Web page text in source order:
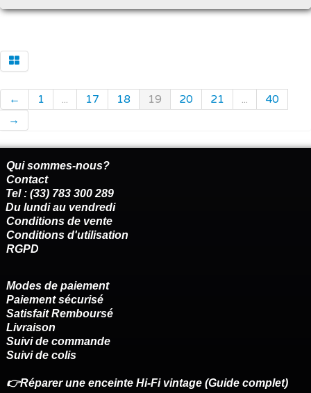
← 1 ... 17 18 19 20 21 ...
40
→
Qui sommes-nous?
Contact
Tel : (33) 783 300 289
Du lundi au vendredi
Conditions de vente
Conditions d'utilisation
RGPD
Modes de paiement
Paiement sécurisé
Satisfait Remboursé
Livraison
Suivi de commande
Suivi de colis
👉Réparer une enceinte Hi-Fi vintage (Guide complet)